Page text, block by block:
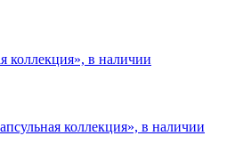
коллекция», в наличии
коллекция», в наличии